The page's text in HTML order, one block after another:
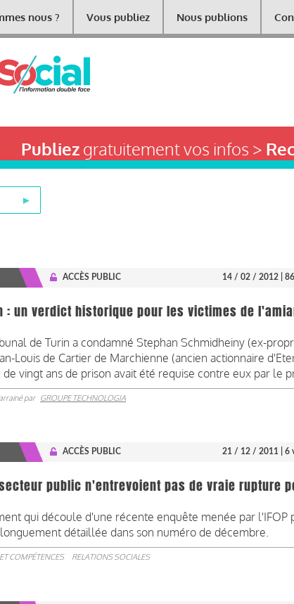
nous ? Vous publiez Nous publions
Publiezgratuitement vos infos >
ACCÈS PUBLIC 14 / 02 / 2012 |
: un verdict historique pour les victimes de
de Turin a condamné Stephan Schmidheiny (ex-
Louis de Cartier de Marchienne (ancien actionnaire
de vingt ans de prison avait été requise contre eux par le
par GROUPE TECHNOLOGIA
ACCÈS PUBLIC 21 / 12 / 2011 | 6
public n'entrevoient pas de vraie rupture
qui découle d'une récente enquête menée par l'IFOP
détaillée dans son numéro de décembre.
COMPÉTENCES RELATIONS SOCIALES